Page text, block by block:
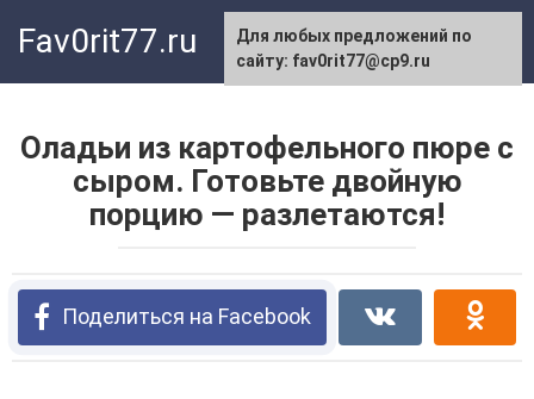
Fav0rit77.ru
Оладьи из картофельного пюре с
сыром. Готовьте двойную
порцию — разлетаются!
Поделиться на Facebook
Для любых предложений по
сайту: fav0rit77@cp9.ru